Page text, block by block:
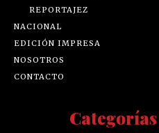
REPORTAJEZ
NACIONAL
EDICIÓN IMPRESA
NOSOTROS
CONTACTO